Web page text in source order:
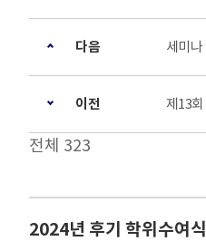
다음 세미
이전 제13
전체 323
2024년 후기 학위수여식